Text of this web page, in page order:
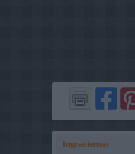
Del
på
Facebook
Del
på
Ingredienser